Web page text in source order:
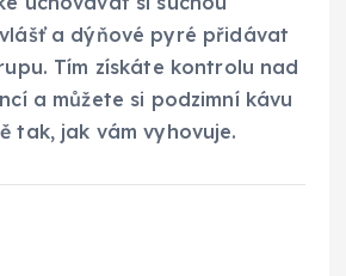
a dýňové pyré přidávat
Tím získáte kontrolu nad
a můžete si podzimní kávu
tak, jak vám vyhovuje.